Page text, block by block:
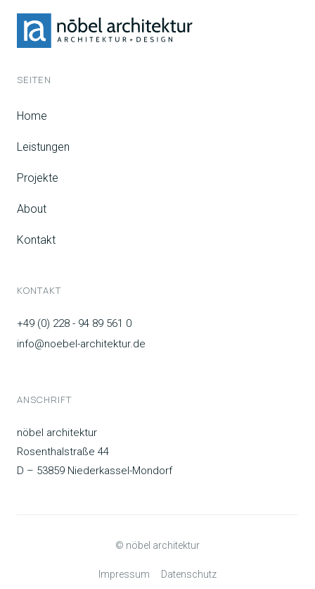
SEITEN
Home
Leistungen
Projekte
About
Kontakt
KONTAKT
+49 (0) 228 - 94 89 561 0
info@noebel-architektur.de
ANSCHRIFT
nöbel architektur
Rosenthalstraße 44
D – 53859 Niederkassel-Mondorf
© nöbel architektur
Impressum Datenschutz